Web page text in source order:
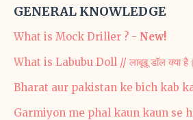
GENERAL KNOWLEDGE
What is Mock Driller ? - New!
What is Labubu Doll // लाबूबू डॉल क्या
Bharat aur pakistan ke bich kab
Garmiyon me phal kaun kaun se